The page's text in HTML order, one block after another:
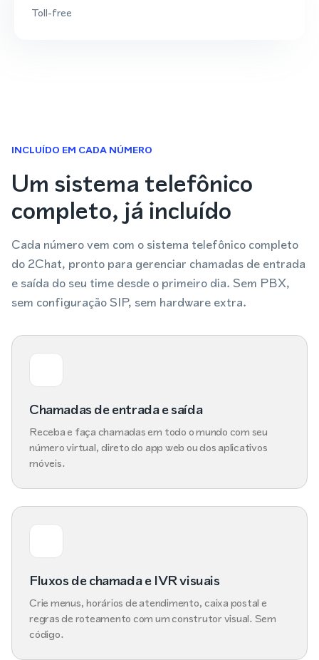
Toll-free
INCLUÍDO EM CADA NÚMERO
Um sistema telefônico
completo, já incluído
Cada número vem com o sistema telefônico completo
do 2Chat, pronto para gerenciar chamadas de entrada
e saída do seu time desde o primeiro dia. Sem PBX,
sem configuração SIP, sem hardware extra.
Chamadas de entrada e saída
Receba e faça chamadas em todo o mundo com seu
número virtual, direto do app web ou dos aplicativos
móveis.
Fluxos de chamada e IVR visuais
Crie menus, horários de atendimento, caixa postal e
regras de roteamento com um construtor visual. Sem
código.